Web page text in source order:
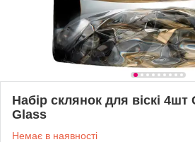
Набір склянок для віскі
Glass
Немає в наявності